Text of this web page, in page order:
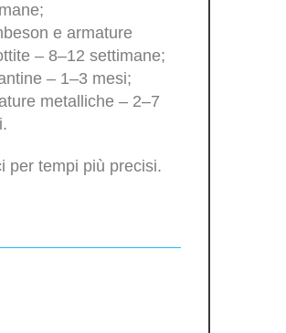
e armature
– 8–12 settimane;
– 1–3 mesi;
metalliche – 2–7
per tempi più precisi.